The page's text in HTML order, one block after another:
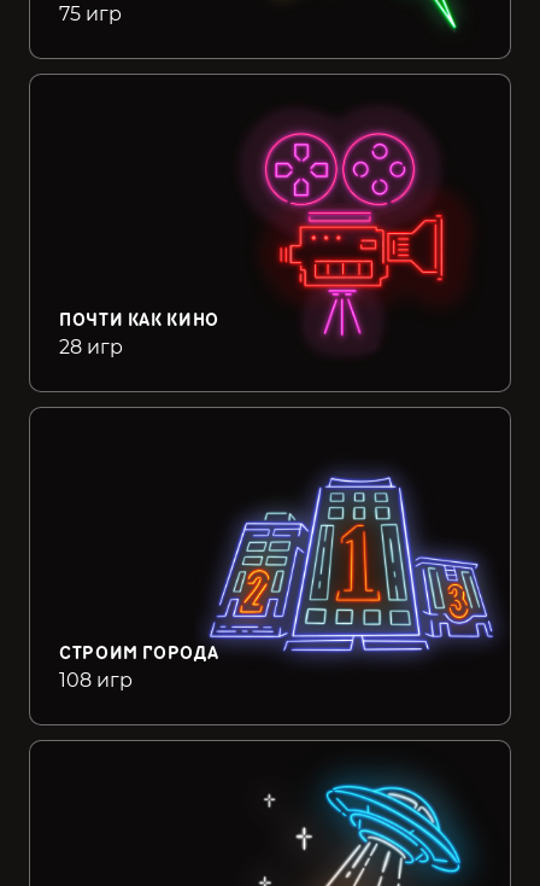
75 игр
ПОЧТИ КАК КИНО
28 игр
СТРОИМ ГОРОДА
108 игр